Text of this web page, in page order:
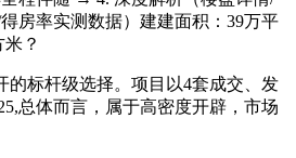
房率实测数据）建建面积：39万平
？
标杆级选择。项目以4套成交、发
总体而言，属于高密度开辟，市场